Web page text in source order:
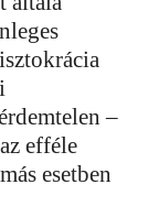
–
efféle
más esetben